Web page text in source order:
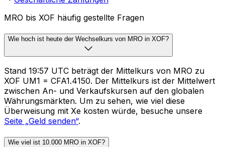
MRO bis XOF häufig gestellte Fragen
Wie hoch ist heute der Wechselkurs von MRO in XOF?
Stand 19:57 UTC beträgt der Mittelkurs von MRO zu
XOF UM1 = CFA1.4150. Der Mittelkurs ist der Mittelwert
zwischen An- und Verkaufskursen auf den globalen
Währungsmärkten. Um zu sehen, wie viel diese
Überweisung mit Xe kosten würde, besuche unsere
Seite „Geld senden“.
Wie viel ist 10.000 MRO in XOF?